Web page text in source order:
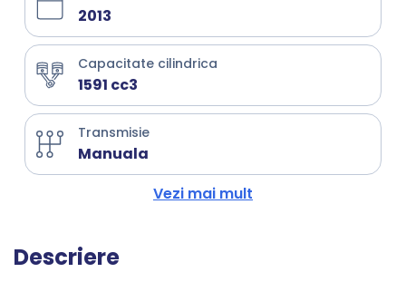
2013
Capacitate cilindrica
1591 cc3
Transmisie
Manuala
Vezi mai mult
Descriere